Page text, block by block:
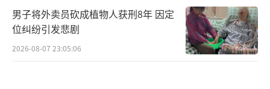
男子将外卖员砍成植物人获刑8年 因定
位纠纷引发悲剧
2026-08-07 23:05:06